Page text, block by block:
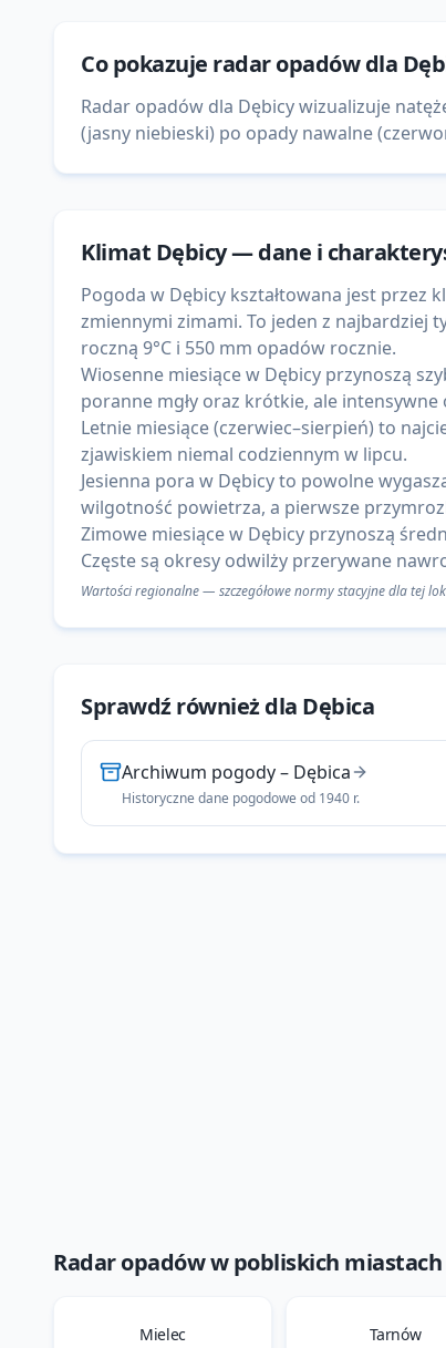
Co pokazuje radar opadówdla
Radar opadów dla Dębicy wizualizuje
(jasny niebieski) po opady nawalne
Klimat Dębicy— dane i
Pogoda w Dębicy kształtowana jest
zmiennymi zimami. To jeden z najbardziej
roczną 9°C i 550 mm opadów rocznie.
Wiosenne miesiące w Dębicy przynoszą
poranne mgły oraz krótkie, ale
Letnie miesiące (czerwiec–sierpień) to
zjawiskiem niemal codziennym w lipcu.
Jesienna pora w Dębicy to powolne
wilgotność powietrza, a pierwsze
Zimowe miesiące w Dębicy przynoszą
Częste są okresy odwilży przerywane
Wartości regionalne — szczegółowe normy stacyjne dla tej
Sprawdź również dla Dębica
Archiwum pogody– Dębica
Historyczne dane pogodowe od 1940 r.
Radar opadóww pobliskich miastach
Mielec Tarnów